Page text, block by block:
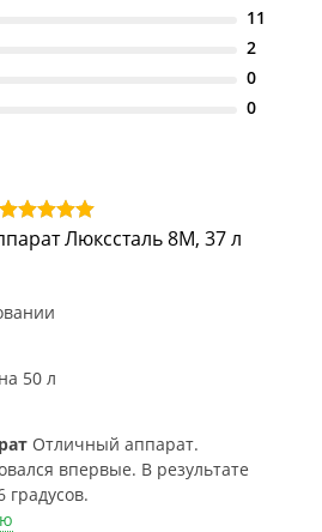
11
2
0
0
Люкссталь 8М, 37 л
50 л
Отличный аппарат.
впервые. В результате
градусов.